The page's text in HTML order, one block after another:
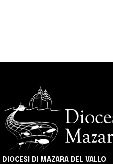
DIOCESI DI MAZARA DEL VALLO